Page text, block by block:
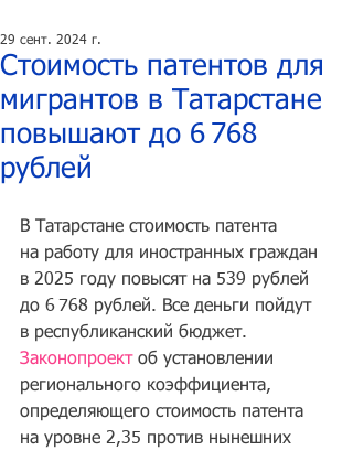
Стоимость патентов для
мигрантов в Татарстане
повышают до 6 768
рублей
29 сент. 2024 г.
В Татарстане стоимость патента
на работу для иностранных граждан
в 2025 году повысят на 539 рублей
до 6 768 рублей. Все деньги пойдут
в республиканский бюджет.
Законопроект об установлении
регионального коэффициента,
определяющего стоимость патента
на уровне 2,35 против нынешних